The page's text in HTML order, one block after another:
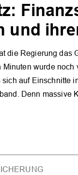
und
die Regierung das
Minuten wurde
auf Einschnitte
Denn massive